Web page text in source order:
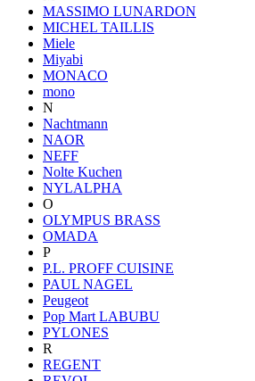
MASSIMO LUNARDON
MICHEL TAILLIS
Miele
Miyabi
MONACO
mono
N
Nachtmann
NAOR
NEFF
Nolte Kuchen
NYLALPHA
O
OLYMPUS BRASS
OMADA
P
P.L. PROFF CUISINE
PAUL NAGEL
Peugeot
Pop Mart LABUBU
PYLONES
R
REGENT